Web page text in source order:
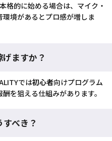
格的に始める場合は、マイク・
境があるとプロ感が増しま
ますか？
では初心者向けプログラム
を狙える仕組みがあります。
べき？